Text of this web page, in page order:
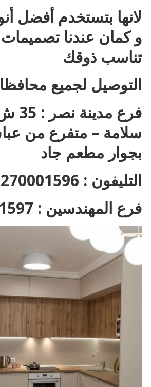
لانها بتستخدم أفضل
و كمان عندنا
تناسب ذوقك
التوصيل لجميع
فرع
سلامة – متفرع من
بجوار مطعم جاد
التليفون : 01270001596
فرع المهندسين : 01270001597